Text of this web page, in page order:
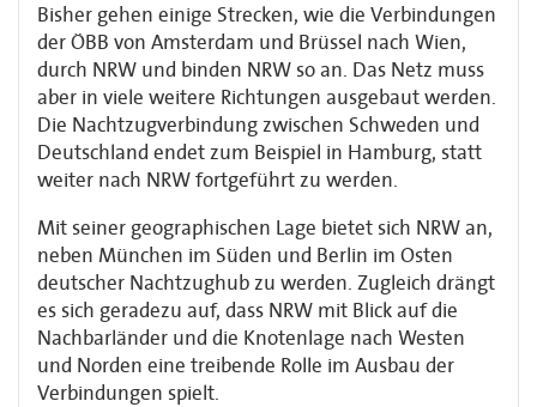
Bisher gehen einige Strecken, wie die Verbindungen
der ÖBB von Amsterdam und Brüssel nach Wien,
durch NRW und binden NRW so an. Das Netz muss
aber in viele weitere Richtungen ausgebaut werden.
Die Nachtzugverbindung zwischen Schweden und
Deutschland endet zum Beispiel in Hamburg, statt
weiter nach NRW fortgeführt zu werden.
Mit seiner geographischen Lage bietet sich NRW an,
neben München im Süden und Berlin im Osten
deutscher Nachtzughub zu werden. Zugleich drängt
es sich geradezu auf, dass NRW mit Blick auf die
Nachbarländer und die Knotenlage nach Westen
und Norden eine treibende Rolle im Ausbau der
Verbindungen spielt.